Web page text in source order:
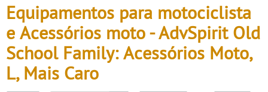
Equipamentos para motociclista
e Acessórios moto - AdvSpirit Old
School Family: Acessórios Moto,
L, Mais Caro